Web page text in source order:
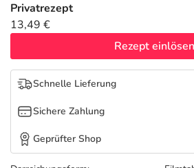
Privatrezept
13,49 €
Rezept einlösen
Schnelle Lieferung
Sichere Zahlung
Geprüfter Shop